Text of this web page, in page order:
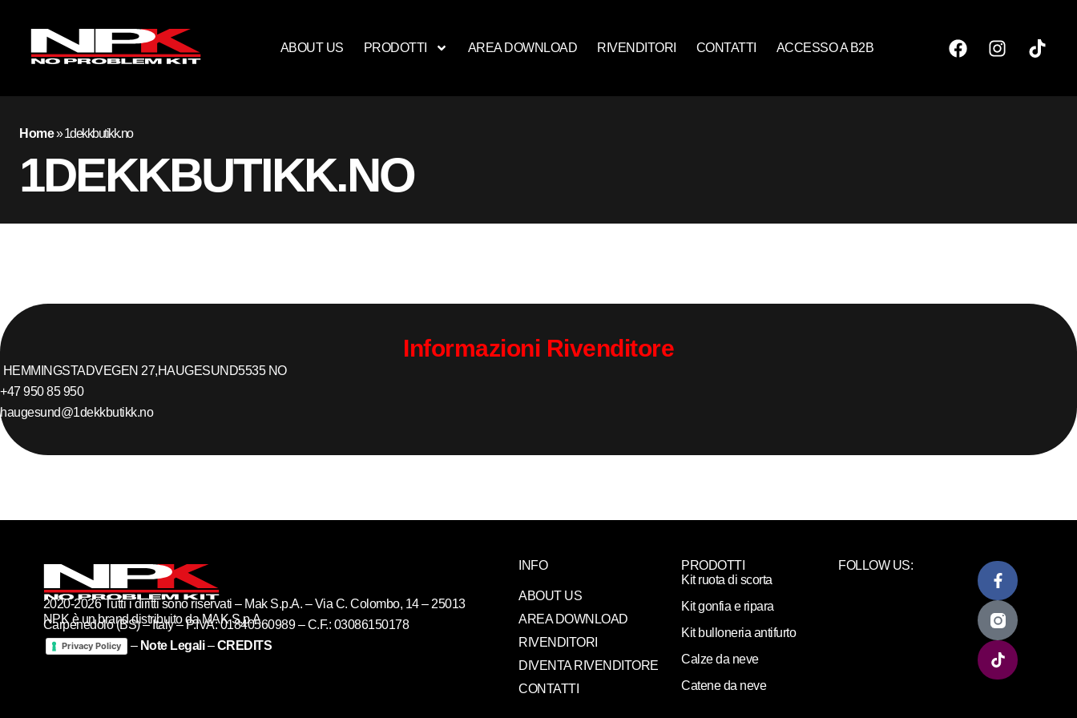
ABOUT US PRODOTTI AREA DOWNLOAD RIVENDITORI CONTATTI ACCESSO A B2B
Home»1dekkbutikk.no
1DEKKBUTIKK.NO
Informazioni Rivenditore
HEMMINGSTADVEGEN 27,HAUGESUND5535 NO
+47 950 85 950
haugesund@1dekkbutikk.no
NPK è un brand distribuito da MAK S.p.A
2020-2026 Tutti i diritti sono riservati – Mak S.p.A. – Via C. Colombo, 14 – 25013
Carpenedolo (BS) – Italy – P.IVA: 01840560989 – C.F.: 03086150178
Privacy Policy – Note Legali–CREDITS
INFO
ABOUT US
AREA DOWNLOAD
RIVENDITORI
DIVENTA RIVENDITORE
CONTATTI
PRODOTTI
Kit ruota di scorta
Kit gonfia e ripara
Kit bulloneria antifurto
Calze da neve
Catene da neve
FOLLOW US: